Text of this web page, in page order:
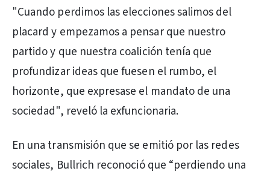
"Cuando perdimos las elecciones salimos del
placard y empezamos a pensar que nuestro
partido y que nuestra coalición tenía que
profundizar ideas que fuesen el rumbo, el
horizonte, que expresase el mandato de una
sociedad", reveló la exfuncionaria.
En una transmisión que se emitió por las redes
sociales, Bullrich reconoció que “perdiendo una